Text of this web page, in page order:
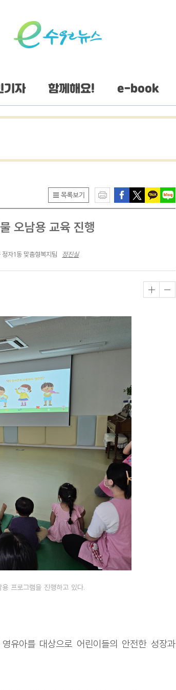
기자 함께해요! e-book
오남용 교육 진행
정자1동 맞춤형복지팀 정진실
프로그램을 진행하고 있다.
유아를 대상으로 어린이들의 안전한 성장과